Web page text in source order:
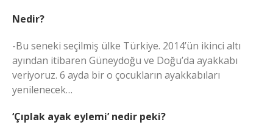
Nedir?
-Bu seneki seçilmiş ülke Türkiye. 2014’ün ikinci altı
ayından itibaren Güneydoğu ve Doğu’da ayakkabı
veriyoruz. 6 ayda bir o çocukların ayakkabıları
yenilenecek…
‘Çıplak ayak eylemi’ nedir peki?